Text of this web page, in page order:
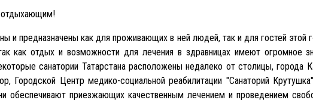
отдыхающим!
и предназначены как для проживающих в ней людей, так и для гостей этой
как отдых и возможности для лечения в здравницах имеют огромное
санатории Татарстана расположены недалеко от столицы, города
Городской Центр медико-социальной реабилитации "Санаторий
обеспечивают приезжающих качественным лечением и проведением